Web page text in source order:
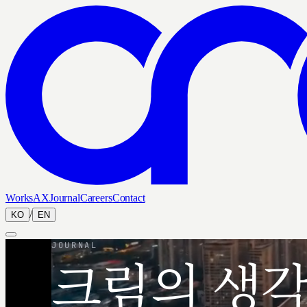
WorksAXJournalCareersContact
KO / EN
JOURNAL
크림의 생